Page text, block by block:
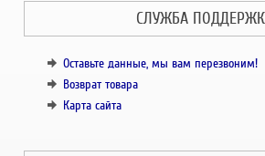
СЛУЖБА
Оставьте данные, мы вам перезвоним!
Возврат товара
Карта сайта